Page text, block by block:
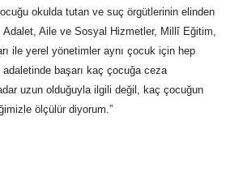
okulda tutan ve suç örgütlerinin elinden
Adalet, Aile ve Sosyal Hizmetler, Millî Eğitim,
ile yerel yönetimler aynı çocuk için hep
adaletinde başarı kaç çocuğa ceza
uzun olduğuyla ilgili değil, kaç çocuğun
ölçülür diyorum.”